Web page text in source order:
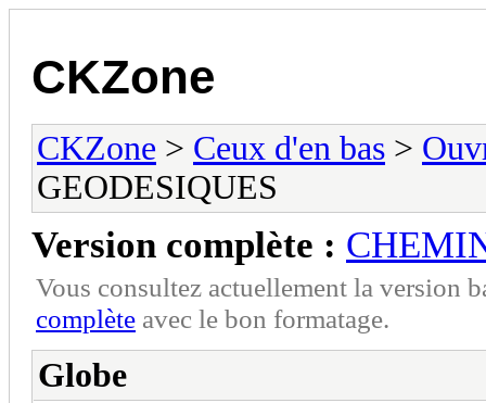
CKZone
CKZone > Ceux d'en bas >
GEODESIQUES
Version complète :
Vous consultez actuellement la version
complète avec le bon formatage.
Globe